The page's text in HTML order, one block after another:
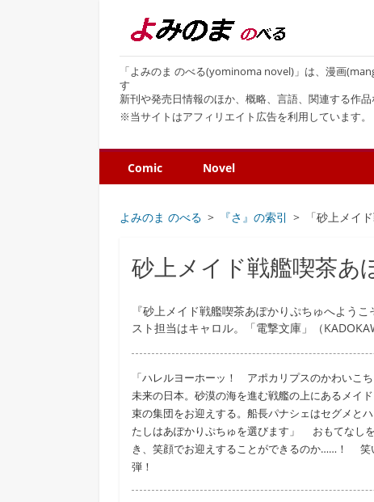
「よみのま のべる(yominoma novel)」は、漫画
す
新刊や発売日情報のほか、概略、言語、関連する作
※当サイトはアフィリエイト広告を利用しています。
Comic Novel
よみのま のべる 『さ』の索引 「砂上メイ
砂上メイド戦艦喫茶あ
『砂上メイド戦艦喫茶あぽかりぷちゅへよう
スト担当はキャロル。「電撃文庫」（
「ハレルヨーホーッ！ アポカリプスのかわいこ
未来の日本。砂漠の海を進む戦艦の上にあるメイ
束の集団をお迎えする。船長パナシェはセグメと
たしはあぽかりぷちゅを選びます」 おもてなし
き、笑顔でお迎えすることができるのか……！ 笑
弾！